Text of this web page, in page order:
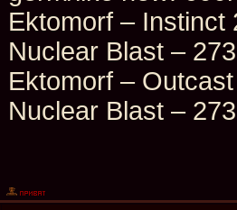
Ektomorf ‎– Instinct
Nuclear Blast ‎–
Ektomorf ‎–
Nuclear Blast ‎–